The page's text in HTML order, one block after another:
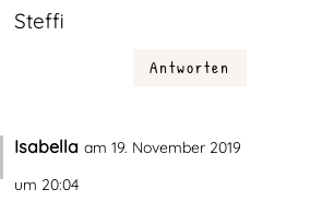
Steffi
Antworten
Isabella am 19. November 2019
um 20:04